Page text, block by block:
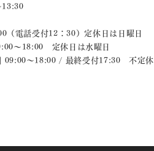
電話受付12：30）定休日は日曜日
〜18:00 定休日は水曜日
～18:00 / 最終受付17:30 不定休